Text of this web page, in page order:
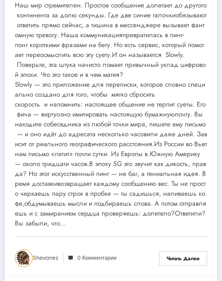
Наш мир стремителен. Простое сообщение долетает до другого
континента за долю секунды. Где две синие галочкиобязывают
ответить прямо сейчас, а тишина в мессенджере вызывает фант
омную тревогу. Наша коммуникацияпревратилась в пинг-
понг короткими фразами на бегу. Но есть сервис, который помог
ает переосмыслить всю эту суету.И он называется Slowly.
Поверьте, эта штука начисто ломает привычный уклад цифрово
й эпохи. Что это такое и в чем магия?
Slowly — это приложение для переписки, которое словно специ
ально создано для того, чтобы мягко сбросить
скорость и напомнить: настоящее общение не терпит суеты. Его
фича — виртуозно имитировать настоящую бумажнуюпочту. Вы
находите собеседника из любой точки мира, пишете ему письмо
— и оно идёт до адресата несколько часовили даже дней. Зав
исит от реального географического расстояния.Из России во Вьет
нам письмо «летит» почти сутки. Из Европы в Южную Америку
— около тридцати часов.В эпоху 5G это звучит как дикость, прав
да? Но этот искусственный пинг — не баг, а гениальная идея. В
ремя доставкивозвращает каждому сообщению вес. Ты не прост
о черкаешь пару строк в пробке — ты садишься, наливаешь ко
фе,обдумываешь мысли и подбираешь слова. А потом отправля
ешь и с замиранием сердца проверяешь: долетело?Ответили?
Вы забыли, что…
Shevanez 0 Комментарии Читать Далее